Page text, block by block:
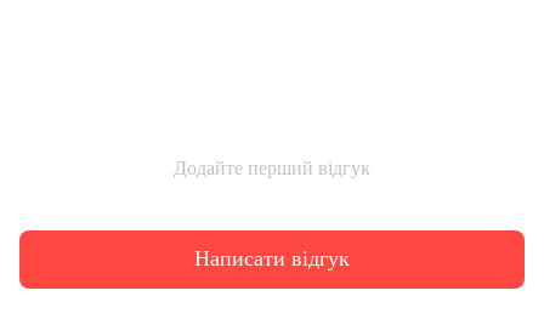
Додайте перший відгук
Написати відгук